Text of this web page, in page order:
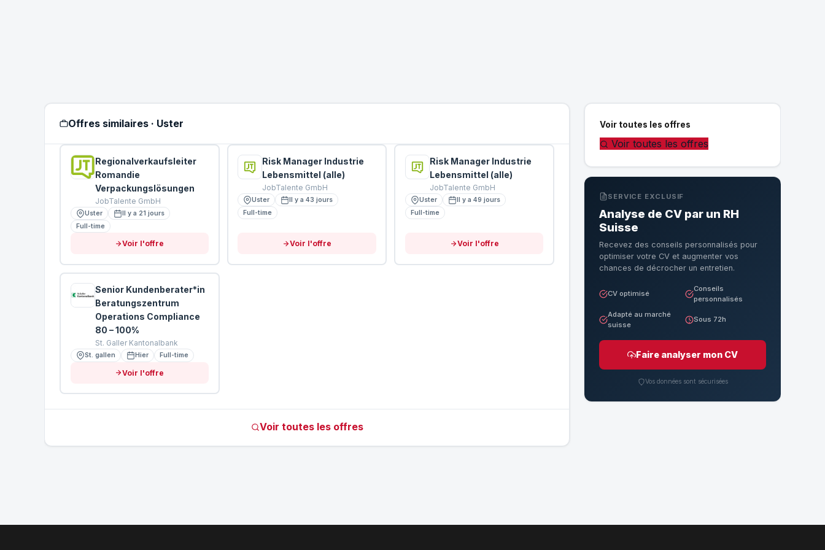
Offres similaires · Uster
Regionalverkaufsleiter
Romandie
Verpackungslösungen
JobTalente GmbH
Uster
Il y a 21 jours
Full-time
Voir l'offre
Risk Manager Industrie
Lebensmittel (alle)
JobTalente GmbH
Uster
Il y a 43 jours
Full-time
Voir l'offre
Risk Manager Industrie
Lebensmittel (alle)
JobTalente GmbH
Uster
Il y a 49 jours
Full-time
Voir l'offre
Senior Kundenberater*in
Beratungszentrum
Operations Compliance
80 – 100%
St. Galler Kantonalbank
St. gallen Hier Full-time
Voir l'offre
Voir toutes les offres
Voir toutes les offres
Voir toutes les offres
SERVICE EXCLUSIF
Analyse de CV par un RH
Suisse
Recevez des conseils personnalisés pour
optimiser votre CV et augmenter vos
chances de décrocher un entretien.
CV optimisé
Conseils
personnalisés
Adapté au marché
suisse
Sous 72h
Faire analyser mon CV
Vos données sont sécurisées